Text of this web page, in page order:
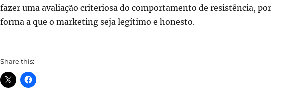
fazer uma avaliação criteriosa do comportamento de resistência, por
forma a que o marketing seja legítimo e honesto.
Share this: